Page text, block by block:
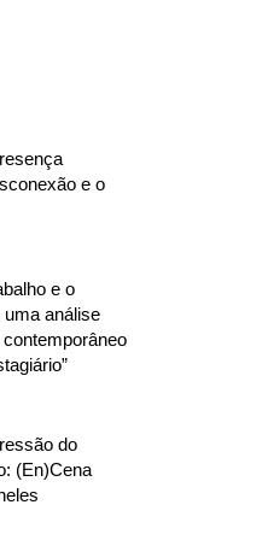
e o
e o
análise
do
(En)Cena